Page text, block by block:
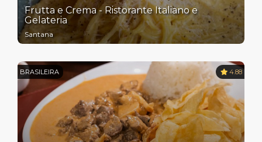
Frutta e Crema - Ristorante Italiano e
Gelateria
Santana
BRASILEIRA 4.88